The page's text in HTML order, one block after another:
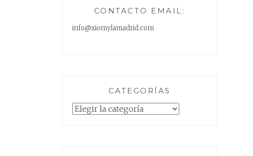
CONTACTO EMAIL:
info@xiomylamadrid.com
CATEGORÍAS
Categorías